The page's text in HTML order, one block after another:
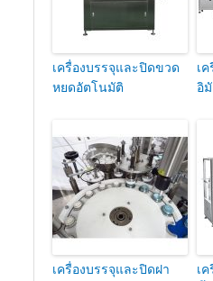
เครื่องบรรจุและปิดขวด
หยดอัตโนมัติ
เ
อิ
เครื่องบรรจุและปิดฝา
เ